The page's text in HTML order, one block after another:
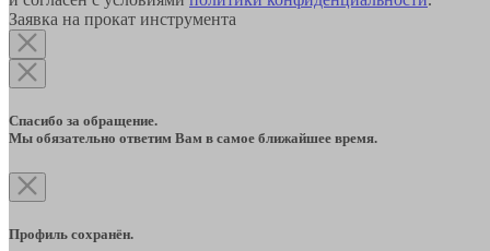
Заявка на прокат инструмента
Спасибо за обращение.
Мы обязательно ответим Вам в самое ближайшее время.
Профиль сохранён.